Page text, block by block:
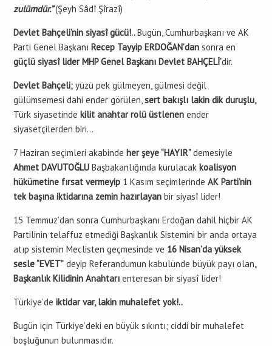
zulümdür.”(Şeyh Sâdî Şîrazî)
Devlet Bahçeli’nin siyasî gücü!..Bugün, Cumhurbaşkanı ve AK
Parti Genel Başkanı Recep Tayyip ERDOĞAN’dan sonra en
güçlü siyasî lider MHP Genel Başkanı Devlet BAHÇELİ’dir.
Devlet Bahçeli; yüzü pek gülmeyen, gülmesi değil
gülümsemesi dahi ender görülen,sert bakışlı lakin dik duruşlu,
Türk siyasetinde kilit anahtar rolü üstlenen ender
siyasetçilerden biri…
7 Haziran seçimleri akabinde her şeye “HAYIR”demesiyle
Ahmet DAVUTOĞLU Başbakanlığında kurulacak koalisyon
hükümetine fırsat vermeyip 1 Kasım seçimlerinde AK Parti’nin
tek başına iktidarına zemin hazırlayan bir siyasî lider!
15 Temmuz’dan sonra Cumhurbaşkanı Erdoğan dahil hiçbir AK
Partilinin telaffuz etmediği Başkanlık Sistemini bir anda ortaya
atıp sistemin Meclisten geçmesinde ve 16 Nisan’da yüksek
sesle “EVET” deyip Referandumun kabulünde büyük payı olan,
Başkanlık Kilidinin Anahtarı enteresan bir siyasî lider!
Türkiye’de iktidar var, lakin muhalefet yok!..
Bugün için Türkiye’deki en büyük sıkıntı; ciddi bir muhalefet
boşluğunun bulunmasıdır.